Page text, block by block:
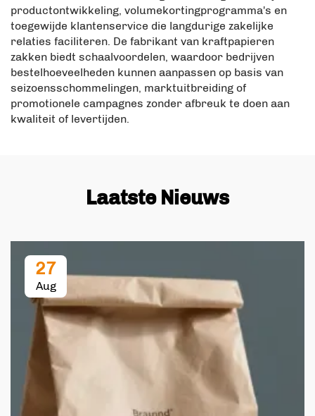
productontwikkeling, volumekortingprogramma's en
toegewijde klantenservice die langdurige zakelijke
relaties faciliteren. De fabrikant van kraftpapieren
zakken biedt schaalvoordelen, waardoor bedrijven
bestelhoeveelheden kunnen aanpassen op basis van
seizoensschommelingen, marktuitbreiding of
promotionele campagnes zonder afbreuk te doen aan
kwaliteit of levertijden.
Laatste Nieuws
27
Aug